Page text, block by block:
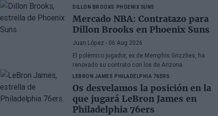
DILLON BROOKS PHOENIX SUNS
Mercado NBA: Contratazo para
Dillon Brooks en Phoenix Suns
Juan López - 06 Aug 2026
El polémico jugador, ex de Memphis Grizzlies, ha
renovado su contrato con los de Arizona
LEBRON JAMES PHILADELPHIA 76ERS
Os desvelamos la posición en la
que jugará LeBron James en
Philadelphia 76ers